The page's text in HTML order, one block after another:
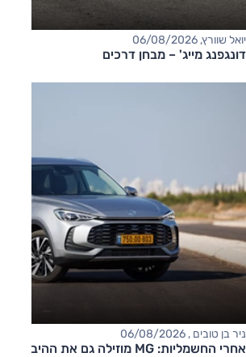
יואל שוורץ, 06/08/2026
דונגפנג מייג' – מבחן דרכים
ניר בן טובים , 06/08/2026
אחרי החשמליות: MG מוזילה גם את ההיברידיות